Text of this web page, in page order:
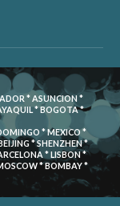
* ASUNCION *
* BOGOTA *
* MEXICO *
* SHENZHEN *
* LISBON *
* BOMBAY *